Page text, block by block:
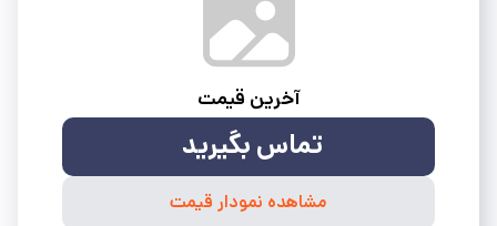
آخرین قیمت
تماس بگیرید
مشاهده نمودار قیمت